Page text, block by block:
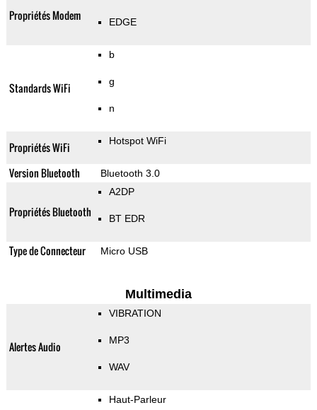
Propriétés Modem EDGE
Standards WiFi
b
g
n
Propriétés WiFi Hotspot WiFi
Version Bluetooth Bluetooth 3.0
Propriétés Bluetooth
A2DP
BT EDR
Type de Connecteur Micro USB
Multimedia
Alertes Audio
VIBRATION
MP3
WAV
Haut-Parleur